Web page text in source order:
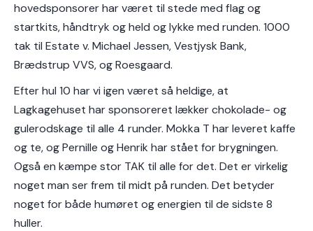
hovedsponsorer har været til stede med flag og
startkits, håndtryk og held og lykke med runden. 1000
tak til Estate v. Michael Jessen, Vestjysk Bank,
Brædstrup VVS, og Roesgaard.
Efter hul 10 har vi igen været så heldige, at
Lagkagehuset har sponsoreret lækker chokolade- og
gulerodskage til alle 4 runder. Mokka T har leveret kaffe
og te, og Pernille og Henrik har stået for brygningen.
Også en kæmpe stor TAK til alle for det. Det er virkelig
noget man ser frem til midt på runden. Det betyder
noget for både humøret og energien til de sidste 8
huller.